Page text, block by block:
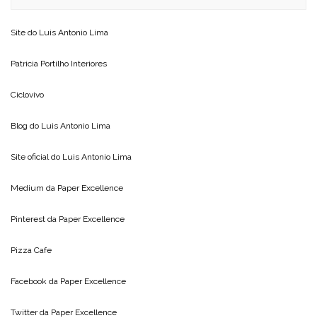
Site do Luis Antonio Lima
Patricia Portilho Interiores
Ciclovivo
Blog do Luis Antonio Lima
Site oficial do Luis Antonio Lima
Medium da Paper Excellence
Pinterest da Paper Excellence
Pizza Cafe
Facebook da Paper Excellence
Twitter da Paper Excellence